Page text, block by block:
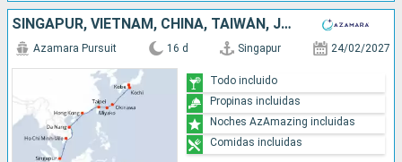
SINGAPUR, VIETNAM, CHINA, TAIWÁN, JAPÓN
Azamara Pursuit 16 d Singapur 24/02/2027
Todo incluido
Propinas incluidas
Noches AzAmazing incluidas
Comidas incluidas